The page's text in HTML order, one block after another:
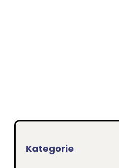
Kategorie